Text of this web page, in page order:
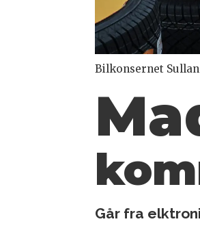
Bilkonsernet
Går fra